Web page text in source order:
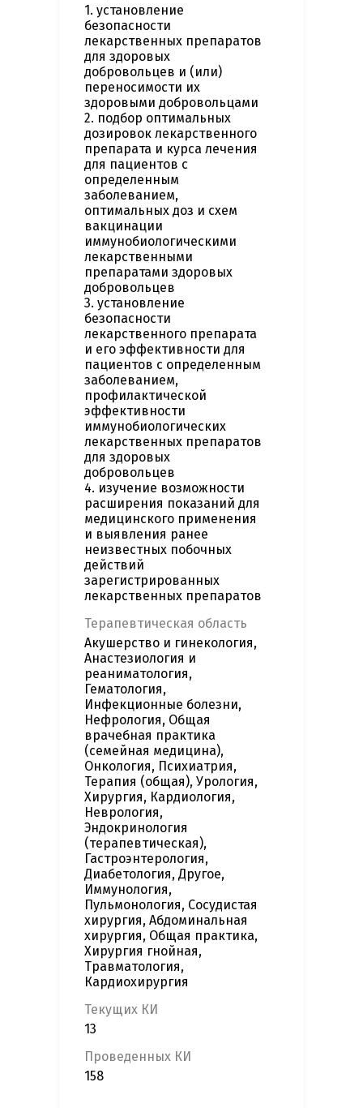
1. установление
безопасности
лекарственных препаратов
для здоровых
добровольцев и (или)
переносимости их
здоровыми добровольцами
2. подбор оптимальных
дозировок лекарственного
препарата и курса лечения
для пациентов с
определенным
заболеванием,
оптимальных доз и схем
вакцинации
иммунобиологическими
лекарственными
препаратами здоровых
добровольцев
3. установление
безопасности
лекарственного препарата
и его эффективности для
пациентов с определенным
заболеванием,
профилактической
эффективности
иммунобиологических
лекарственных препаратов
для здоровых
добровольцев
4. изучение возможности
расширения показаний для
медицинского применения
и выявления ранее
неизвестных побочных
действий
зарегистрированных
лекарственных препаратов
Терапевтическая область
Акушерство и гинекология,
Анастезиология и
реаниматология,
Гематология,
Инфекционные болезни,
Нефрология, Общая
врачебная практика
(семейная медицина),
Онкология, Психиатрия,
Терапия (общая), Урология,
Хирургия, Кардиология,
Неврология,
Эндокринология
(терапевтическая),
Гастроэнтерология,
Диабетология, Другое,
Иммунология,
Пульмонология, Сосудистая
хирургия, Абдоминальная
хирургия, Общая практика,
Хирургия гнойная,
Травматология,
Кардиохирургия
Текущих КИ
13
Проведенных КИ
158